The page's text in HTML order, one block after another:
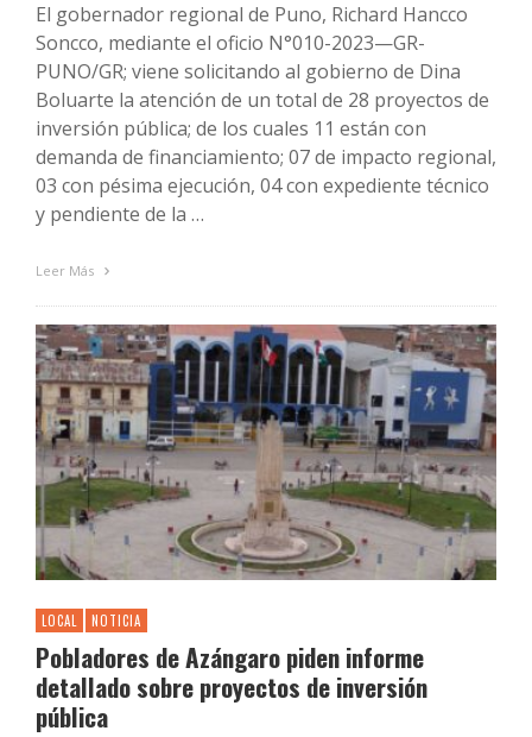
El gobernador regional de Puno, Richard Hancco
Soncco, mediante el oficio N°010-2023—GR-
PUNO/GR; viene solicitando al gobierno de Dina
Boluarte la atención de un total de 28 proyectos de
inversión pública; de los cuales 11 están con
demanda de financiamiento; 07 de impacto regional,
03 con pésima ejecución, 04 con expediente técnico
y pendiente de la …
Leer Más
LOCAL NOTICIA
Pobladores de Azángaro piden informe
detallado sobre proyectos de inversión
pública